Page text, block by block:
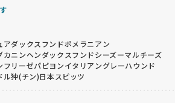
アダックスフンドポメラニアン
カニンヘンダックスフンドシーズーマルチーズ
フリーゼパピヨンイタリアングレーハウンド
ル狆(チン)日本スピッツ